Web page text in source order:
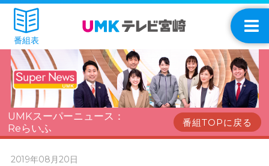
番組表
UMKスーパーニュース：
Reらいふ
番組TOPに戻る
2019年08月20日